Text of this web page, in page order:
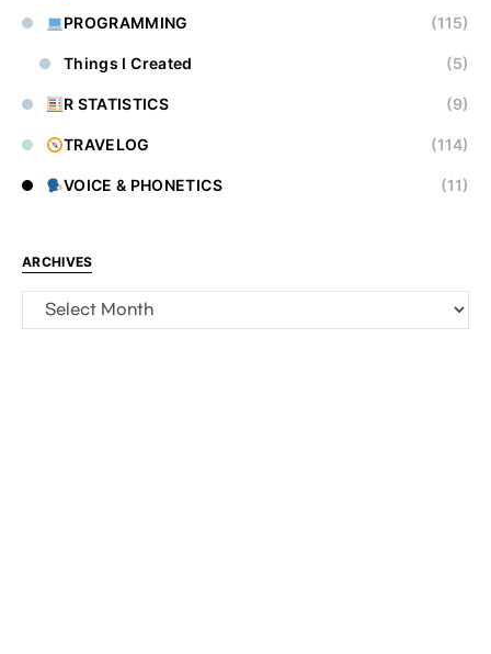
PROGRAMMING (115)
Things I Created (5)
R STATISTICS (9)
TRAVELOG (114)
VOICE & PHONETICS (11)
ARCHIVES
Archives